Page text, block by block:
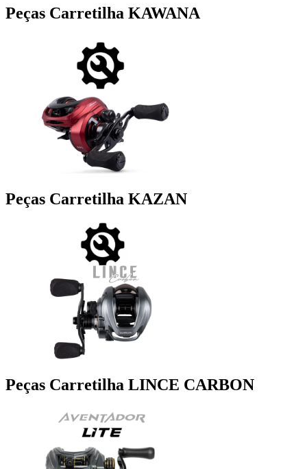
Peças Carretilha KAWANA
Peças Carretilha KAZAN
Peças Carretilha LINCE CARBON